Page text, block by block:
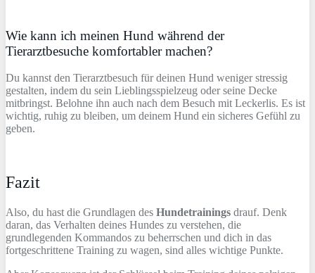
Wie kann ich meinen Hund während der
Tierarztbesuche komfortabler machen?
Du kannst den Tierarztbesuch für deinen Hund weniger stressig
gestalten, indem du sein Lieblingsspielzeug oder seine Decke
mitbringst. Belohne ihn auch nach dem Besuch mit Leckerlis. Es ist
wichtig, ruhig zu bleiben, um deinem Hund ein sicheres Gefühl zu
geben.
Fazit
Also, du hast die Grundlagen des Hundetrainings drauf. Denk
daran, das Verhalten deines Hundes zu verstehen, die
grundlegenden Kommandos zu beherrschen und dich in das
fortgeschrittene Training zu wagen, sind alles wichtige Punkte.